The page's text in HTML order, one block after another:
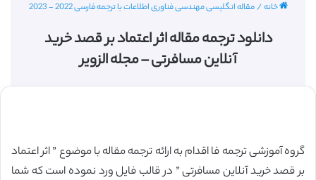
خانه/مقاله انگلیسی مهندسی فناوری اطلاعات با ترجمه فارسی 2022 - 2023
دانلود ترجمه مقاله اثر اعتماد بر قصد خرید
آنلاین مسافرتی – مجله الزویر
گروه آموزشی ترجمه فا اقدام به ارائه ترجمه مقاله با موضوع ” اثر اعتماد
بر قصد خرید آنلاین مسافرتی ” در قالب فایل ورد نموده است که شما